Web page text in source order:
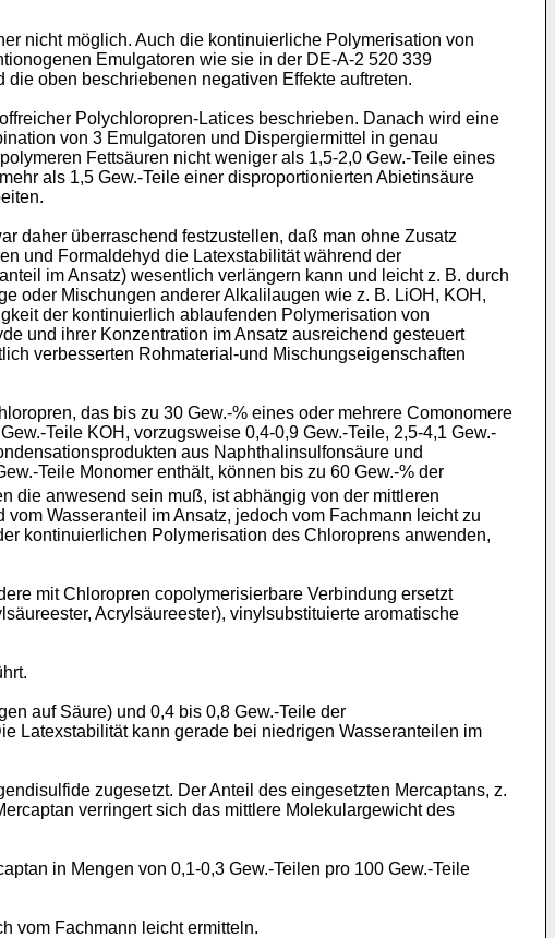
nicht möglich. Auch die kontinuierliche Polymerisation von
Emulgatoren wie sie in der DE-A-2 520 339
oben beschriebenen negativen Effekte auftreten.
Polychloropren-Latices beschrieben. Danach wird eine
von 3 Emulgatoren und Dispergiermittel in genau
Fettsäuren nicht weniger als 1,5-2,0 Gew.-Teile eines
als 1,5 Gew.-Teile einer disproportionierten Abietinsäure
daher überraschend festzustellen, daß man ohne Zusatz
und Formaldehyd die Latexstabilität während der
im Ansatz) wesentlich verlängern kann und leicht z. B. durch
oder Mischungen anderer Alkalilaugen wie z. B. LiOH, KOH,
der kontinuierlich ablaufenden Polymerisation von
und ihrer Konzentration im Ansatz ausreichend gesteuert
verbesserten Rohmaterial-und Mischungseigenschaften
das bis zu 30 Gew.-% eines oder mehrere Comonomere
Teile KOH, vorzugsweise 0,4-0,9 Gew.-Teile, 2,5-4,1 Gew.-
aus Naphthalinsulfonsäure und
Teile Monomer enthält, können bis zu 60 Gew.-% der
die anwesend sein muß, ist abhängig von der mittleren
Wasseranteil im Ansatz, jedoch vom Fachmann leicht zu
kontinuierlichen Polymerisation des Chloroprens anwenden,
mit Chloropren copolymerisierbare Verbindung ersetzt
Acrylsäureester), vinylsubstituierte aromatische
auf Säure) und 0,4 bis 0,8 Gew.-Teile der
Latexstabilität kann gerade bei niedrigen Wasseranteilen im
zugesetzt. Der Anteil des eingesetzten Mercaptans, z.
verringert sich das mittlere Molekulargewicht des
in Mengen von 0,1-0,3 Gew.-Teilen pro 100 Gew.-Teile
vom Fachmann leicht ermitteln.